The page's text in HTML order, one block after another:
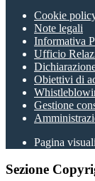
Cookie
Note legali
Informativa
Ufficio
Obiettivi di
Gestione
Pagina
Sezione